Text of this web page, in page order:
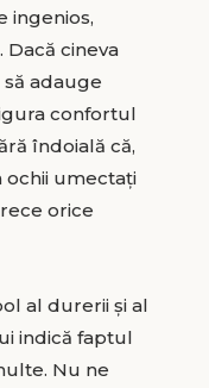
ingenios,
cineva
adauge
confortul
îndoială că,
ochii umectați
orice
al durerii și al
indică faptul
Nu ne